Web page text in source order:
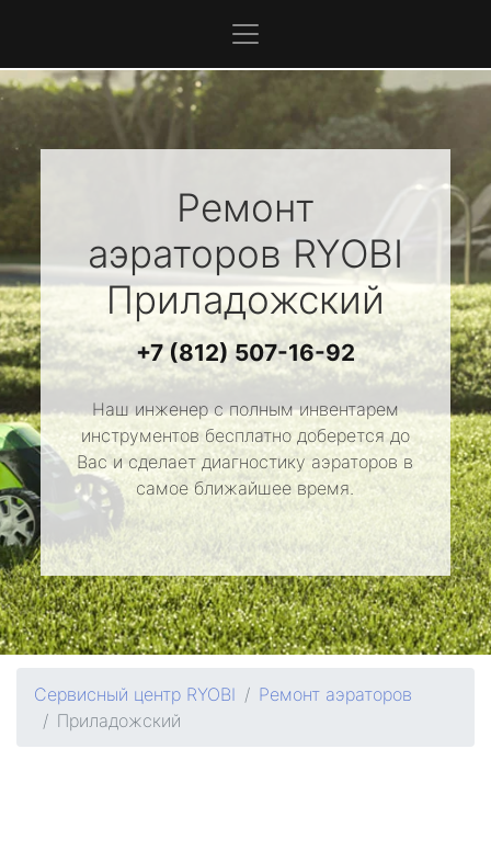
Ремонт
аэраторов RYOBI
Приладожский
+7 (812) 507-16-92
Наш инженер с полным инвентарем
инструментов бесплатно доберется до
Вас и сделает диагностику аэраторов в
самое ближайшее время.
Сервисный центр RYOBI
Ремонт аэраторов
Приладожский